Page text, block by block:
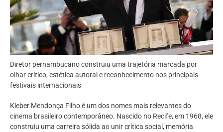
Diretor pernambucano construiu uma trajetória marcada por
olhar crítico, estética autoral e reconhecimento nos principais
festivais internacionais
Kleber Mendonça Filho é um dos nomes mais relevantes do
cinema brasileiro contemporâneo. Nascido no Recife, em 1968, ele
construiu uma carreira sólida ao unir crítica social, memória